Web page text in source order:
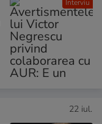
Interviu
22 iul.